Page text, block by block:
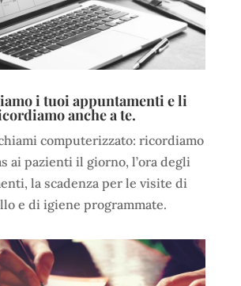
i tuoi appuntamenti e li
anche a te.
computerizzato: ricordiamo
ai pazienti il giorno, l’ora degli
la scadenza per le visite di
e di igiene programmate.